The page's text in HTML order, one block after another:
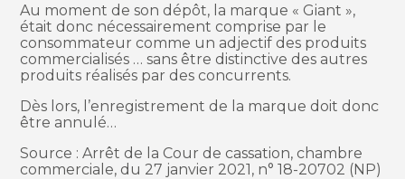
Au moment de son dépôt, la marque « Giant »,
était donc nécessairement comprise par le
consommateur comme un adjectif des produits
commercialisés … sans être distinctive des autres
produits réalisés par des concurrents.
Dès lors, l’enregistrement de la marque doit donc
être annulé…
Source : Arrêt de la Cour de cassation, chambre
commerciale, du 27 janvier 2021, n° 18-20702 (NP)